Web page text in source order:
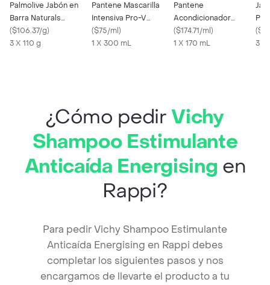
Palmolive Jabón en
Barra Naturals
Granada 110 g
($106.37/g)
3 X 110 g
Pantene Mascarilla
Intensiva Pro-V
Miracles
($75/ml)
1 X 300 mL
Pantene
Acondicionador
Restauración 3 Minute
Miracle 170 mL
($174.71/ml)
1 X 170 mL
Und
(
3 x
¿Cómo pedirVichy
Shampoo Estimulante
Anticaída Energising en
Rappi?
Para pedir Vichy Shampoo Estimulante
Anticaída Energising en Rappi debes
completar los siguientes pasos y nos
encargamos de llevarte el producto a tu